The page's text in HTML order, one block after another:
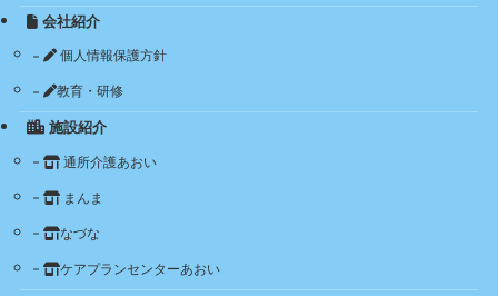
会社紹介
個人情報保護方針
教育・研修
施設紹介
通所介護あおい
まんま
なづな
ケアプランセンターあおい